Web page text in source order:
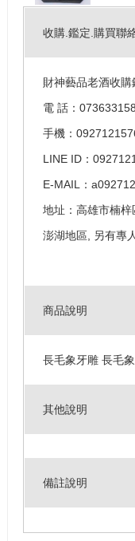
收購.鑑定.購買聯
財神藝品老酒收
電 話：073633158
手機：
LINE ID：
E-MAIL：
地址：高雄市楠
澎湖地區, 另有專
商品說明
長毛象牙雕 長毛
其他說明
備註說明